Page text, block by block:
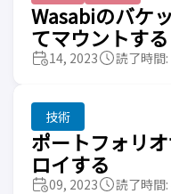
Wasabiのバケ
てマウントする
14, 2023 読了時間
技術
ポートフォリ
ロイする
09, 2023 読了時間